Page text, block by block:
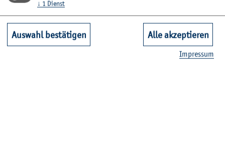
↓ 1 Dienst
Auswahl bestätigen Alle akzeptieren
Im­pres­sum